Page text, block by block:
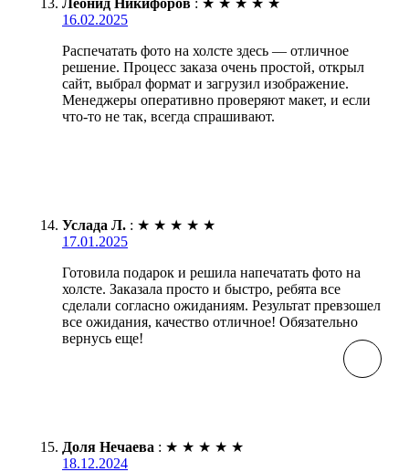
16.02.2025
Распечатать фото на холсте здесь — отличное
решение. Процесс заказа очень простой, открыл
сайт, выбрал формат и загрузил изображение.
Менеджеры оперативно проверяют макет, и если
что-то не так, всегда спрашивают.
Услада Л. : ★ ★ ★ ★ ★
17.01.2025
Готовила подарок и решила напечатать фото на
холсте. Заказала просто и быстро, ребята все
сделали согласно ожиданиям. Результат превзошел
все ожидания, качество отличное! Обязательно
вернусь еще!
Доля Нечаева : ★ ★ ★ ★ ★
18.12.2024